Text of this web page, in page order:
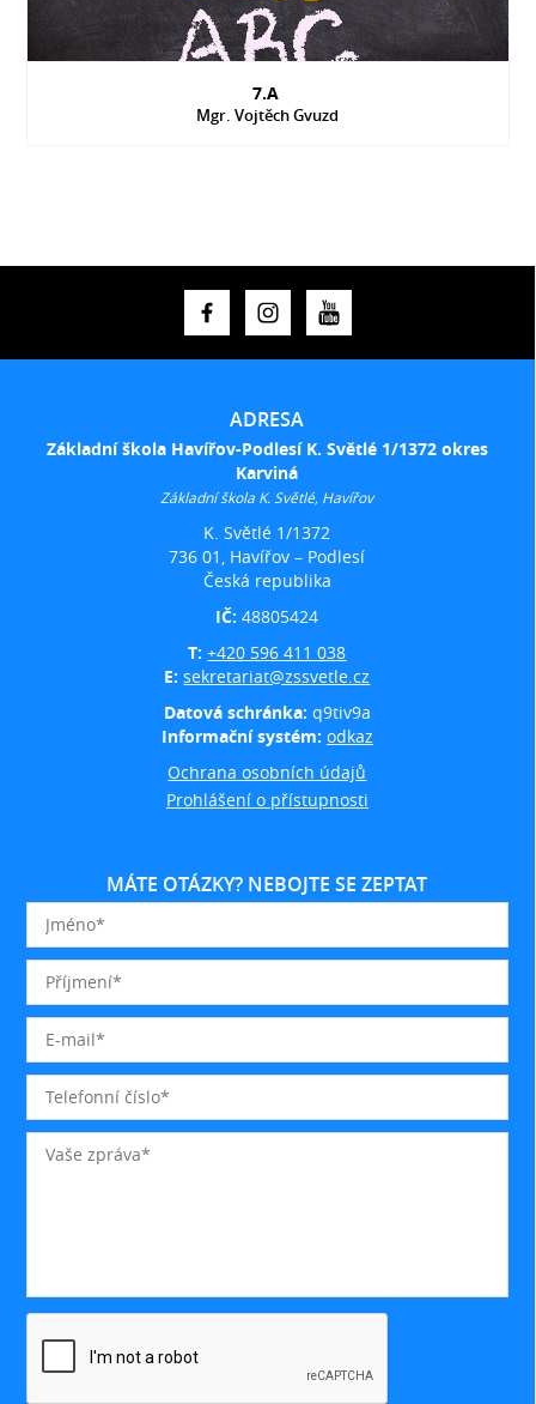
7.A
Mgr. Vojtěch Gvuzd
ADRESA
Základní škola Havířov-Podlesí K. Světlé 1/1372 okres
Karviná
Základní škola K. Světlé, Havířov
K. Světlé 1/1372
736 01, Havířov – Podlesí
Česká republika
IČ:48805424
T:+420 596 411 038
E:sekretariat@zssvetle.cz
Datová schránka: q9tiv9a
Informační systém: odkaz
Ochrana osobních údajů
Prohlášení o přístupnosti
MÁTE OTÁZKY? NEBOJTE SE ZEPTAT